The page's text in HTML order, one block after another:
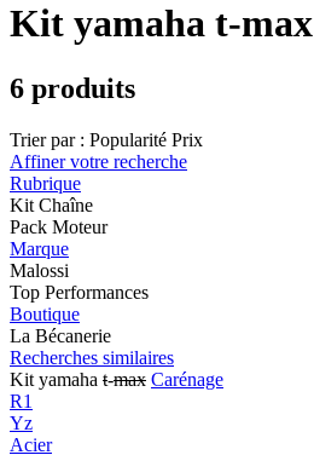
Kit yamaha t-max
6 produits
Trier par : Popularité Prix
Affiner votre recherche
Rubrique
Kit Chaîne
Pack Moteur
Marque
Malossi
Top Performances
Boutique
La Bécanerie
Recherches similaires
Kit yamaha t-max Carénage
R1
Yz
Acier